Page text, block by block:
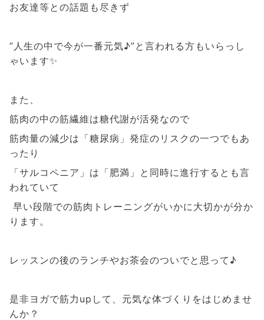
お友達等との話題も尽きず
”人生の中で今が一番元気♪”と言われる方もいらっし
ゃいます✨
また、
筋肉の中の筋繊維は糖代謝が活発なので
筋肉量の減少は「糖尿病」発症のリスクの一つでもあ
ったり
「サルコペニア」は「肥満」と同時に進行するとも言
われていて
早い段階での筋肉トレーニングがいかに大切かが分か
ります。
レッスンの後のランチやお茶会のついでと思って♪
是非ヨガで筋力upして、元気な体づくりをはじめませ
んか？